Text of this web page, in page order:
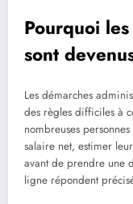
Pourquoi
sont
Les démarches
des règles difficiles à
nombreuses
salaire net, estimer
avant de prendre une
ligne répondent